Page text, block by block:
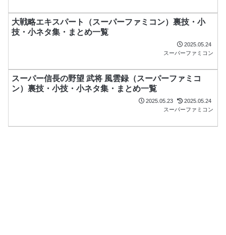
大戦略エキスパート（スーパーファミコン）裏技・小
技・小ネタ集・まとめ一覧
2025.05.24
スーパーファミコン
スーパー信長の野望 武将 風雲録（スーパーファミコ
ン）裏技・小技・小ネタ集・まとめ一覧
2025.05.23
2025.05.24
スーパーファミコン